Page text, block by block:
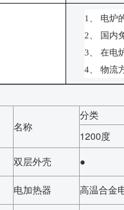
1、 电炉
2、
国内
3、 在电
4、 物流
名称
分类
1200度
双层外壳 ●
电加热器 高温合金